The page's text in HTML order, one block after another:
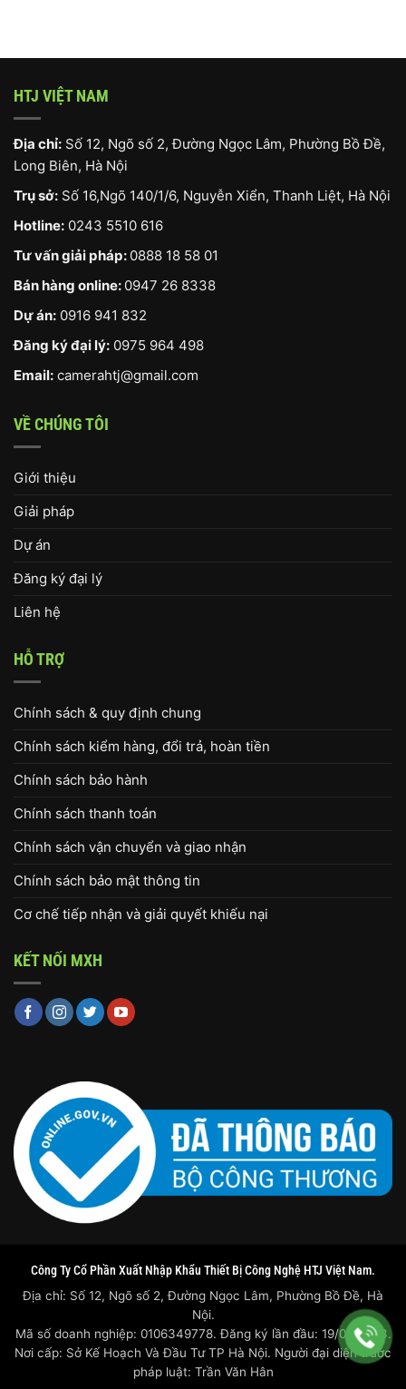
HTJ VIỆT NAM
Địa chỉ: Số 12, Ngõ số 2, Đường Ngọc Lâm, Phường Bồ Đề,
Long Biên, Hà Nội
Trụ sở: Số 16,Ngõ 140/1/6, Nguyễn Xiển, Thanh Liệt, Hà Nội
Hotline: 0243 5510 616
Tư vấn giải pháp: 0888 18 58 01
Bán hàng online: 0947 26 8338
Dự án: 0916 941 832
Đăng ký đại lý: 0975 964 498
Email: camerahtj@gmail.com
VỀ CHÚNG TÔI
Giới thiệu
Giải pháp
Dự án
Đăng ký đại lý
Liên hệ
HỖ TRỢ
Chính sách & quy định chung
Chính sách kiểm hàng, đổi trả, hoàn tiền
Chính sách bảo hành
Chính sách thanh toán
Chính sách vận chuyển và giao nhận
Chính sách bảo mật thông tin
Cơ chế tiếp nhận và giải quyết khiếu nại
KẾT NỐI MXH
Công Ty Cổ Phần Xuất Nhập Khẩu Thiết Bị Công Nghệ HTJ Việt Nam.
Địa chỉ: Số 12, Ngõ số 2, Đường Ngọc Lâm, Phường Bồ Đề, Hà
Nội.
Mã số doanh nghiệp: 0106349778. Đăng ký lần đầu: 19/07/2023.
Nơi cấp: Sở Kế Hoạch Và Đầu Tư TP Hà Nội. Người đại diện trước
pháp luật: Trần Văn Hân